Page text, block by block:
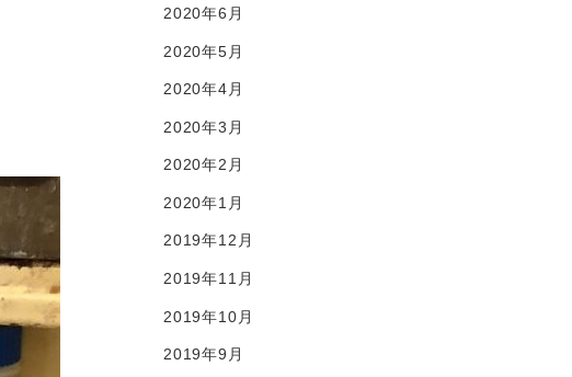
2020年6月
2020年5月
2020年4月
2020年3月
2020年2月
2020年1月
2019年12月
2019年11月
2019年10月
2019年9月